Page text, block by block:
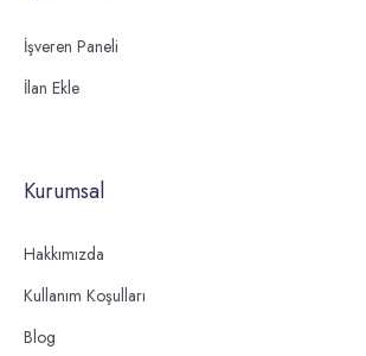
İşveren Paneli
İlan Ekle
Kurumsal
Hakkımızda
Kullanım Koşulları
Blog